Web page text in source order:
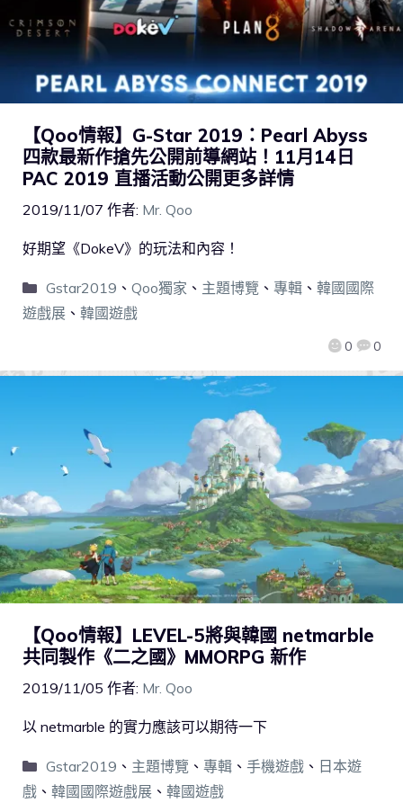
【Qoo情報】G-Star 2019：Pearl Abyss
四款最新作搶先公開前導網站！11月14日
PAC 2019 直播活動公開更多詳情
2019/11/07 作者: Mr. Qoo
0 0
好期望《DokeV》的玩法和內容！
Gstar2019 、 Qoo獨家 、 主題博覽 、 專輯、 韓國國際
遊戲展 、 韓國遊戲
【Qoo情報】LEVEL-5將與韓國 netmarble
共同製作《二之國》MMORPG 新作
2019/11/05 作者: Mr. Qoo
以 netmarble 的實力應該可以期待一下
Gstar2019 、 主題博覽 、 專輯、 手機遊戲、 日本遊
戲 、 韓國國際遊戲展 、 韓國遊戲